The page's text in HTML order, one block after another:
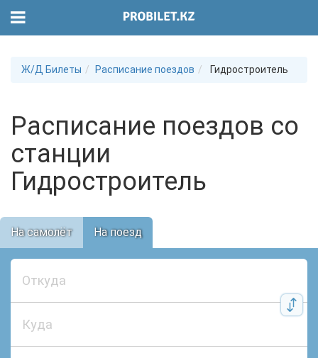
Ж/Д Билеты Расписание поездов Гидростроитель
Расписание поездов со
станции
Гидростроитель
На самолёт На поезд